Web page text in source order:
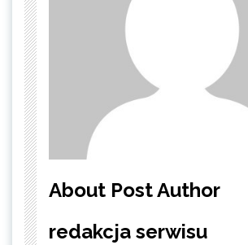
About Post Author
redakcja serwisu